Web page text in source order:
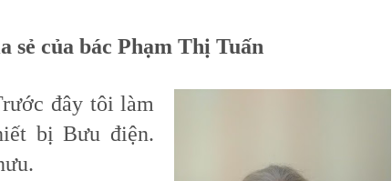
sẻ của bác Phạm Thị Tuấn
đây tôi làm
bị Bưu điện.